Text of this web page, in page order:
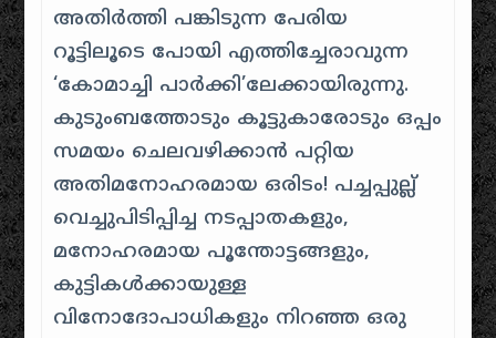
അതിർത്തി പങ്കിടുന്ന പേരിയ
റൂട്ടിലൂടെ പോയി എത്തിച്ചേരാവുന്ന
‘കോമാച്ചി പാർക്കി’ലേക്കായിരുന്നു.
കുടുംബത്തോടും കൂട്ടുകാരോടും ഒപ്പം
സമയം ചെലവഴിക്കാൻ പറ്റിയ
അതിമനോഹരമായ ഒരിടം! പച്ചപ്പുല്ല്
വെച്ചുപിടിപ്പിച്ച നടപ്പാതകളും,
മനോഹരമായ പൂന്തോട്ടങ്ങളും,
കുട്ടികൾക്കായുള്ള
വിനോദോപാധികളും നിറഞ്ഞ ഒരു